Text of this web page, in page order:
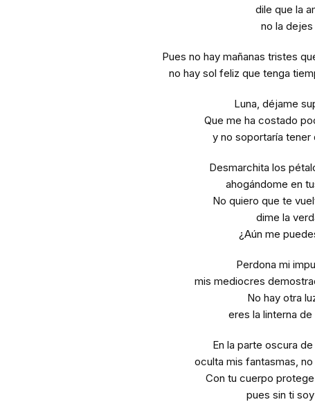
dile que la
no la dejes
Pues no hay mañanas tristes
no hay sol feliz que tenga
Luna, déjame
Que me ha costado
y no soportaría tener
Desmarchita los
ahogándome en
No quiero que te
dime la
¿Aún me
Perdona mi
mis mediocres
No hay otra
eres la linterna
En la parte oscura
oculta mis fantasmas,
Con tu cuerpo
pues sin ti